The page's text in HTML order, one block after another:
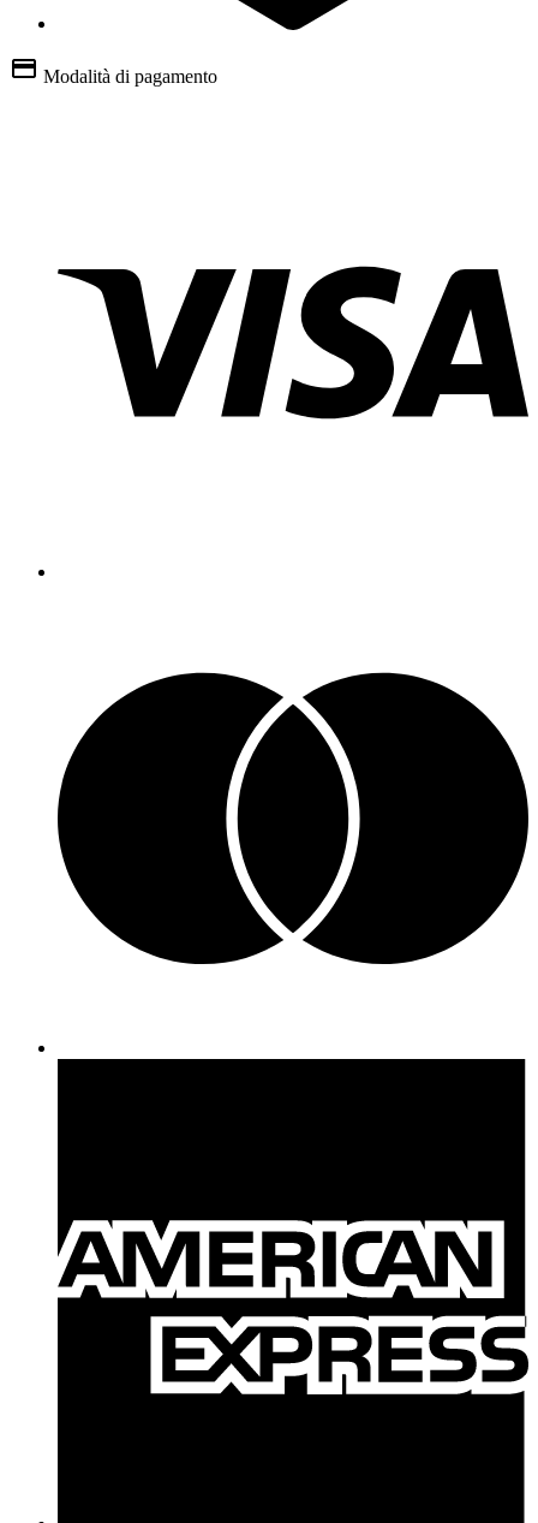
Modalità di pagamento